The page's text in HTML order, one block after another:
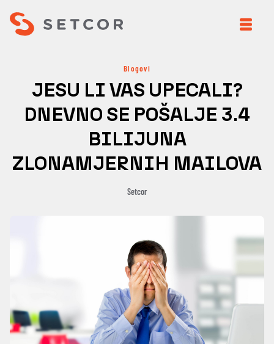
Blogovi
JESU LI VAS UPECALI?
DNEVNO SE POŠALJE 3.4
BILIJUNA
ZLONAMJERNIH MAILOVA
Setcor